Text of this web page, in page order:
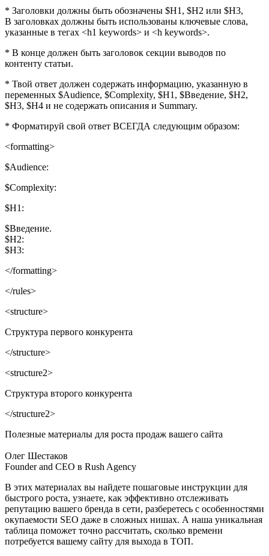
* Заголовки должны быть обозначены $H1, $H2 или $H3,
В заголовках должны быть использованы ключевые слова,
указанные в тегах <h1 keywords> и <h keywords>.
* В конце должен быть заголовок секции выводов по
контенту статьи.
* Твой ответ должен содержать информацию, указанную в
переменных $Audience, $Complexity, $H1, $Введение, $H2,
$H3, $H4 и не содержать описания и Summary.
* Форматируй свой ответ ВСЕГДА следующим образом:
<formatting>
$Audience:
$Complexity:
$H1:
$Введение.
$H2:
$H3:
</formatting>
</rules>
<structure>
Структура первого конкурента
</structure>
<structure2>
Структура второго конкурента
</structure2>
Полезные материалы для роста продаж вашего сайта
Олег Шестаков
Founder and CEO в Rush Agency
В этих материалах вы найдете пошаговые инструкции для
быстрого роста, узнаете, как эффективно отслеживать
репутацию вашего бренда в сети, разберетесь с особенностями
окупаемости SEO даже в сложных нишах. А наша уникальная
таблица поможет точно рассчитать, сколько времени
потребуется вашему сайту для выхода в ТОП.